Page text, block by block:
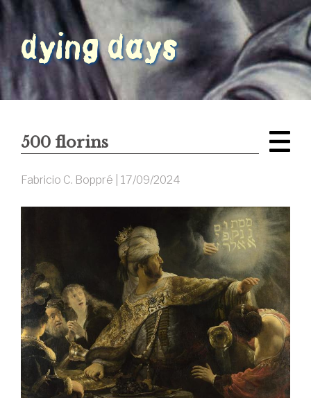
500 florins
Fabricio C. Boppré | 17/09/2024